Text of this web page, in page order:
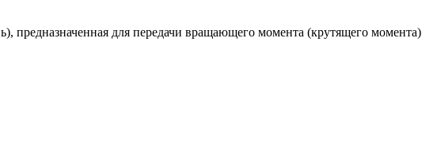
для передачи вращающего момента (крутящего момента)